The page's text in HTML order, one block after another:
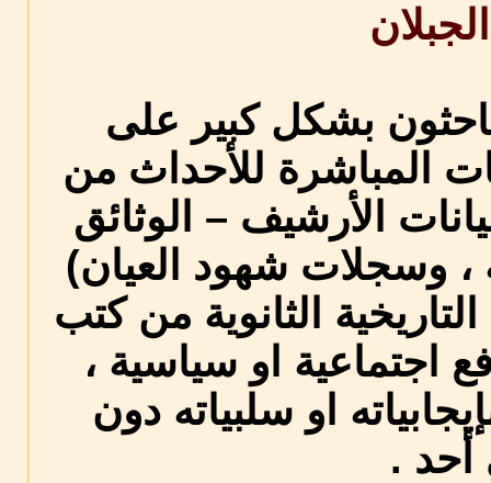
الجبلان
بشكل كبير على
المباشرة للأحداث من
الأرشيف – الوثائق
وسجلات شهود العيان)
الثانوية من كتب
اجتماعية او سياسية ،
او سلبياته دون
أحد .